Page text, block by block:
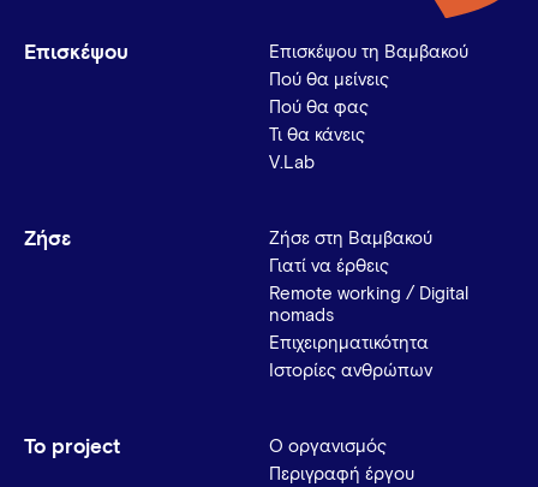
Επισκέψου
Επισκέψου τη Βαμβακού
Πού θα μείνεις
Πού θα φας
Τι θα κάνεις
V.Lab
Ζήσε
Ζήσε στη Βαμβακού
Γιατί να έρθεις
Remote working / Digital
nomads
Επιχειρηματικότητα
Ιστορίες ανθρώπων
Το project
Ο οργανισμός
Περιγραφή έργου